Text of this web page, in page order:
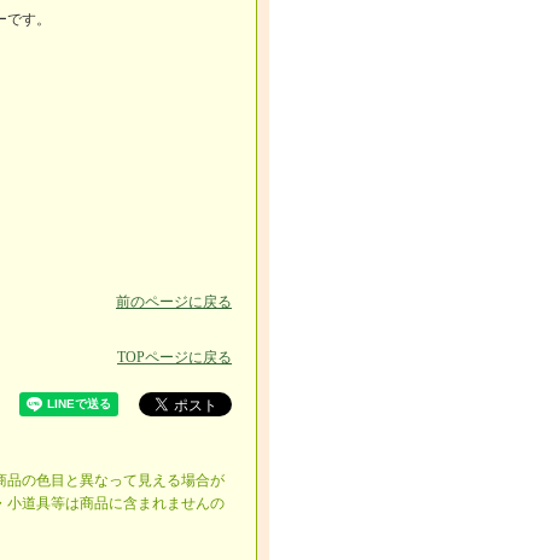
す。
前のページに戻る
TOPページに戻る
品の色目と異なって見える場合が
小道具等は商品に含まれませんの